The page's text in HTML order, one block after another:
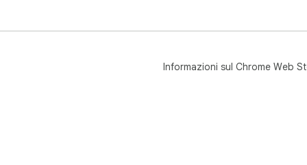
Informazioni sul Chrome Web